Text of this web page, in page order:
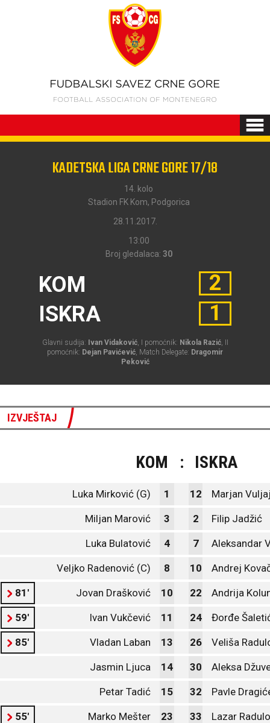
KADETSKA LIGA CRNE GORE 17/18
14. kolo
Stadion FK Kom, Podgorica
28.11.2017.
13:00
Broj gledalaca: 30
KOM
ISKRA
2
1
Glavni sudija: Ivan Vidaković, I pomoćnik: Nikola Razić, II
pomoćnik: Dejan Pavićević, Match Delegate: Dragomir
Peković
IZVJEŠTAJ
KOM : ISKRA
Luka Mirković (G) 1 12 Marjan
Miljan Marović 3 2 Filip Jadžić
Luka Bulatović 4 7 Aleksandar
Veljko Radenović (C) 8 10 Andrej
81' Jovan Drašković 10 22 Andrija
59' Ivan Vukčević 11 24 Đorđe
85' Vladan Laban 13 26 Veliša
Jasmin Ljuca 14 30 Aleksa
Petar Tadić 15 32 Pavle
55' Marko Mešter 23 33 Lazar